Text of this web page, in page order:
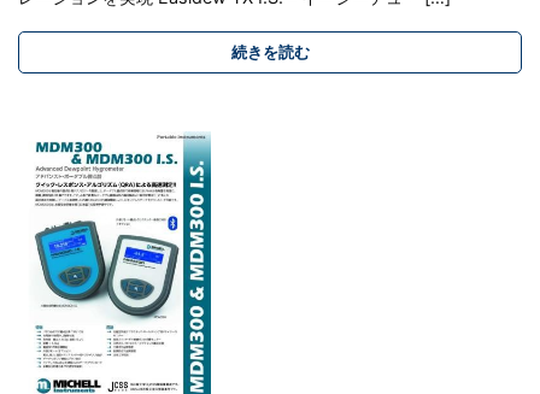
続きを読む